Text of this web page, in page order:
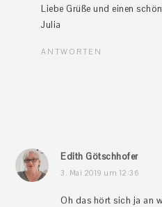
Liebe Grüße und einen
Julia
ANTWORTEN
Edith Götschhofer
3. Mai 2019 um 12:36
Oh das hört sich ja an